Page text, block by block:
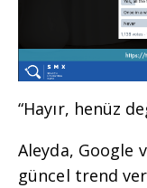
“Hayır, henüz
Aleyda, Google
güncel trend